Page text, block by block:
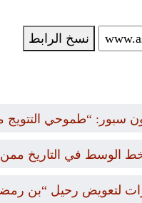
نسخ الرابط
سبور: “طموحي التتويج
في التاريخ ممن تزيد